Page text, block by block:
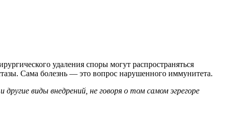
удаления споры могут распространяться
Сама болезнь — это вопрос нарушенного иммунитета.
виды внедрений, не говоря о том самом эгрегоре